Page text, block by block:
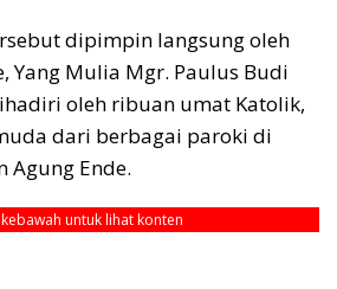
dipimpin langsung oleh
Yang Mulia Mgr. Paulus Budi
oleh ribuan umat Katolik,
dari berbagai paroki di
Agung Ende.
untuk lihat konten